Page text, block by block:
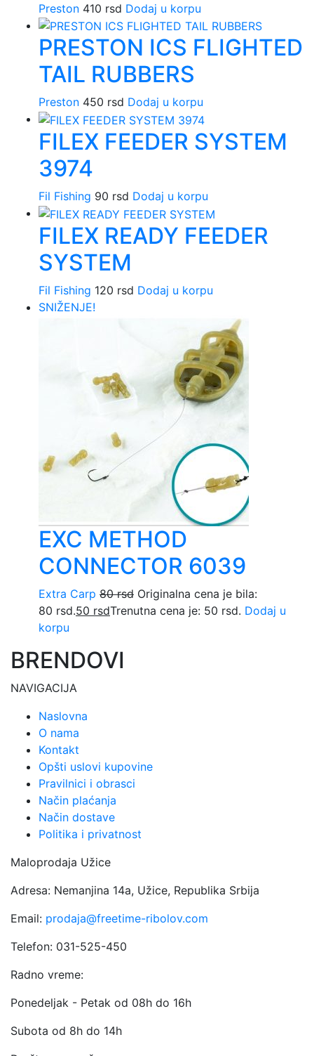
Preston 410 rsd Dodaj u korpu
PRESTON ICS FLIGHTED
TAIL RUBBERS
Preston 450 rsd Dodaj u korpu
FILEX FEEDER SYSTEM
3974
Fil Fishing 90 rsd Dodaj u korpu
FILEX READY FEEDER
SYSTEM
Fil Fishing 120 rsd Dodaj u korpu
SNIŽENJE!
EXC METHOD
CONNECTOR 6039
Extra Carp 80rsd Originalna cena je bila:
80 rsd.50 rsdTrenutna cena je: 50 rsd. Dodaj u
korpu
BRENDOVI
NAVIGACIJA
Naslovna
O nama
Kontakt
Opšti uslovi kupovine
Pravilnici i obrasci
Način plaćanja
Način dostave
Politika i privatnost
Maloprodaja Užice
Adresa: Nemanjina 14a, Užice, Republika Srbija
Email: prodaja@freetime-ribolov.com
Telefon: 031-525-450
Radno vreme:
Ponedeljak - Petak od 08h do 16h
Subota od 8h do 14h